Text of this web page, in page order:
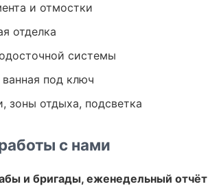
и отмостки
отделка
системы
под ключ
зоны отдыха, подсветка
с нами
и бригады, еженедельный отчёт